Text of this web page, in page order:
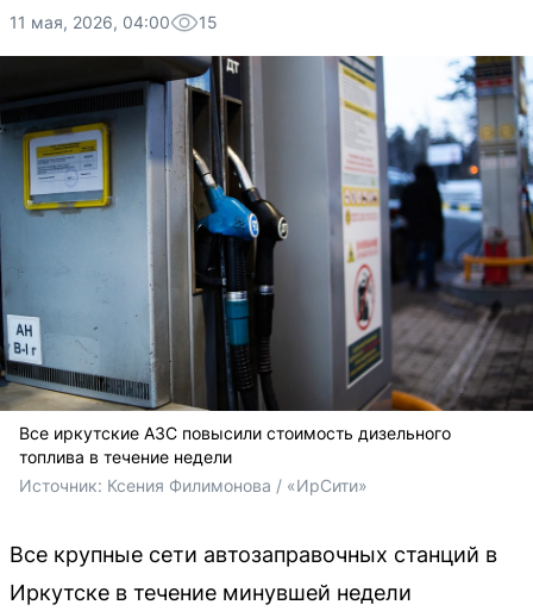
11 мая, 2026, 04:00 15
Все иркутские АЗС повысили стоимость дизельного
топлива в течение недели
Источник: Ксения Филимонова / «ИрСити»
Все крупные сети автозаправочных станций в
Иркутске в течение минувшей недели